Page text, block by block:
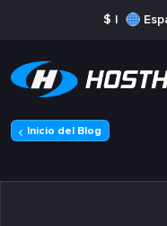
$ |
Inicio del Blog